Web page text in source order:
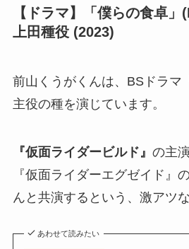
【ドラマ】「僕らの食卓
上田種役 (2023)
前山くうがくんは、BSドラマ
主役の種を演じています。
『仮面ライダービルド』 の主
『仮面ライダーエグゼイド』
んと共演するという、激アツ
あわせて読みたい